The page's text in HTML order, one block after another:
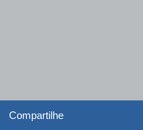
Compartilhe